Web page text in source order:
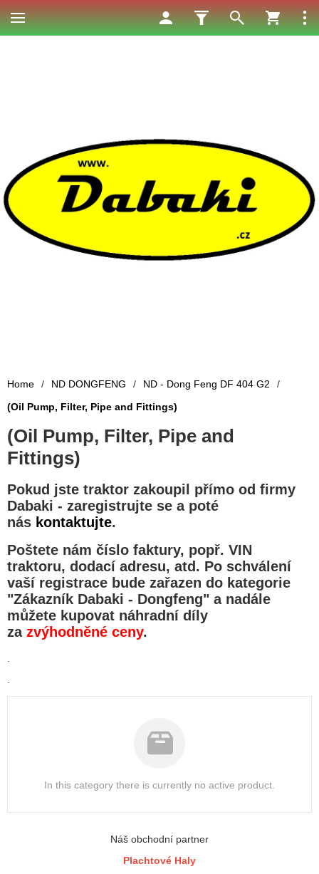
Náš obchodní partner
Plachtové Haly
Home / ND DONGFENG / ND - Dong Feng DF 404 G2
/
(Oil Pump, Filter, Pipe and Fittings)
(Oil Pump, Filter, Pipe and
Fittings)
Pokud jste traktor zakoupil přímo od firmy
Dabaki - zaregistrujte se a poté
nás kontaktujte.
Poštete nám číslo faktury, popř. VIN
traktoru, dodací adresu, atd. Po schválení
vaší registrace bude zařazen do kategorie
"Zákazník Dabaki - Dongfeng" a nadále
můžete kupovat náhradní díly
za zvýhodněné ceny.
In this category there is currently no active product.